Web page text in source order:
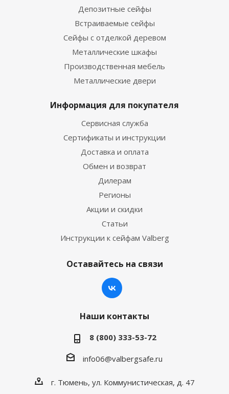
Депозитные сейфы
Встраиваемые сейфы
Сейфы с отделкой деревом
Металлические шкафы
Производственная мебель
Металлические двери
Информация для покупателя
Сервисная служба
Сертификаты и инструкции
Доставка и оплата
Обмен и возврат
Дилерам
Регионы
Акции и скидки
Статьи
Инструкции к сейфам Valberg
Оставайтесь на связи
Наши контакты
8 (800) 333-53-72
info06@valbergsafe.ru
г. Тюмень, ул. Коммунистическая, д. 47